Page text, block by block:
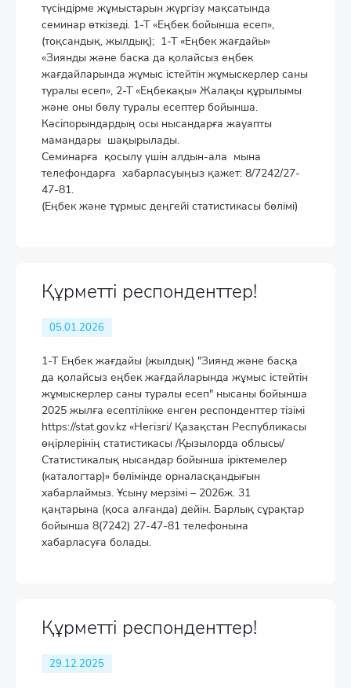
түсіндірме жұмыстарын жүргізу мақсатында
семинар өткізеді. 1-Т «Eңбек бойынша есеп»,
(тоқсандық, жылдық); 1-Т «Еңбек жағдайы»
«Зиянды және баска да қолайсыз еңбек
жағдайларында жұмыс істейтін жұмыскерлер саны
туралы есеп», 2-Т «Eңбекақы» Жалақы құрылымы
және оны бөлу туралы есептер бойынша.
Кәсіпорындардың осы нысандарға жауапты
мамандары шақырылады.
Семинарға қосылу үшін алдын-ала мына
телефондарға хабарласуыңыз қажет: 8/7242/27-
47-81.
(Еңбек және тұрмыс деңгейі статистикасы бөлімі)
Құрметті респонденттер!
05.01.2026
1-Т Еңбек жағдайы (жылдық) "Зиянд және басқа
да қолайсыз еңбек жағдайларында жұмыс істейтін
жұмыскерлер саны туралы есеп" нысаны бойынша
2025 жылға есептілікке енген респонденттер тізімі
https://stat.gov.kz «Негізгі/ Қазақстан Республикасы
өңірлерінің статистикасы /Қызылорда облысы/
Статистикалық нысандар бойынша іріктемелер
(каталогтар)» бөлімінде орналасқандығын
хабарлаймыз. Ұсыну мерзімі – 2026ж. 31
қаңтарына (қоса алғанда) дейін. Барлық сұрақтар
бойынша 8(7242) 27-47-81 телефонына
хабарласуға болады.
Құрметті респонденттер!
29.12.2025